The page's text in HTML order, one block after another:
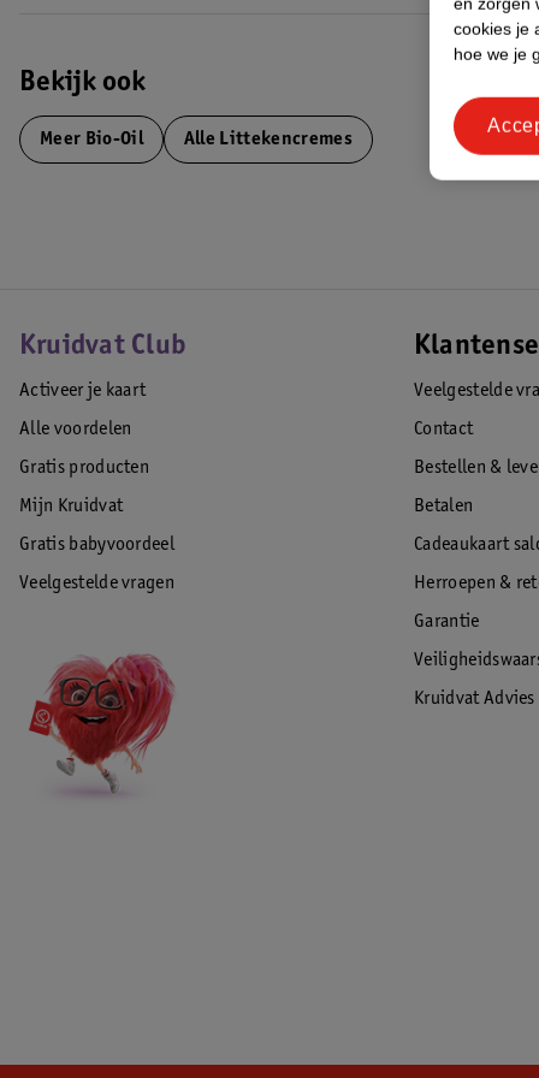
Bekijk ook
Meer Bio-Oil Alle Littekencremes
Kruidvat Club
Activeer je kaart
Alle voordelen
Gratis producten
Mijn Kruidvat
Gratis babyvoordeel
Veelgestelde vragen
Veelgestelde
Contact
Bestellen &
Betalen
Cadeaukaart
Herroepen &
Garantie
Kruidvat Advies
cookies je
hoe we je